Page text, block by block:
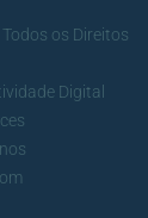
os Direitos
Digital